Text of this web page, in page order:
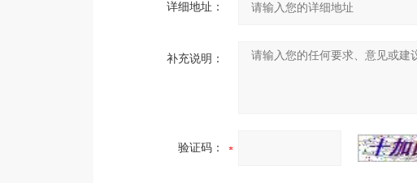
详细地址：
补充说明：
验证码：